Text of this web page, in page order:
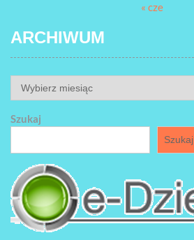
« cze
ARCHIWUM
ARCHIWUM
Szukaj
Szukaj